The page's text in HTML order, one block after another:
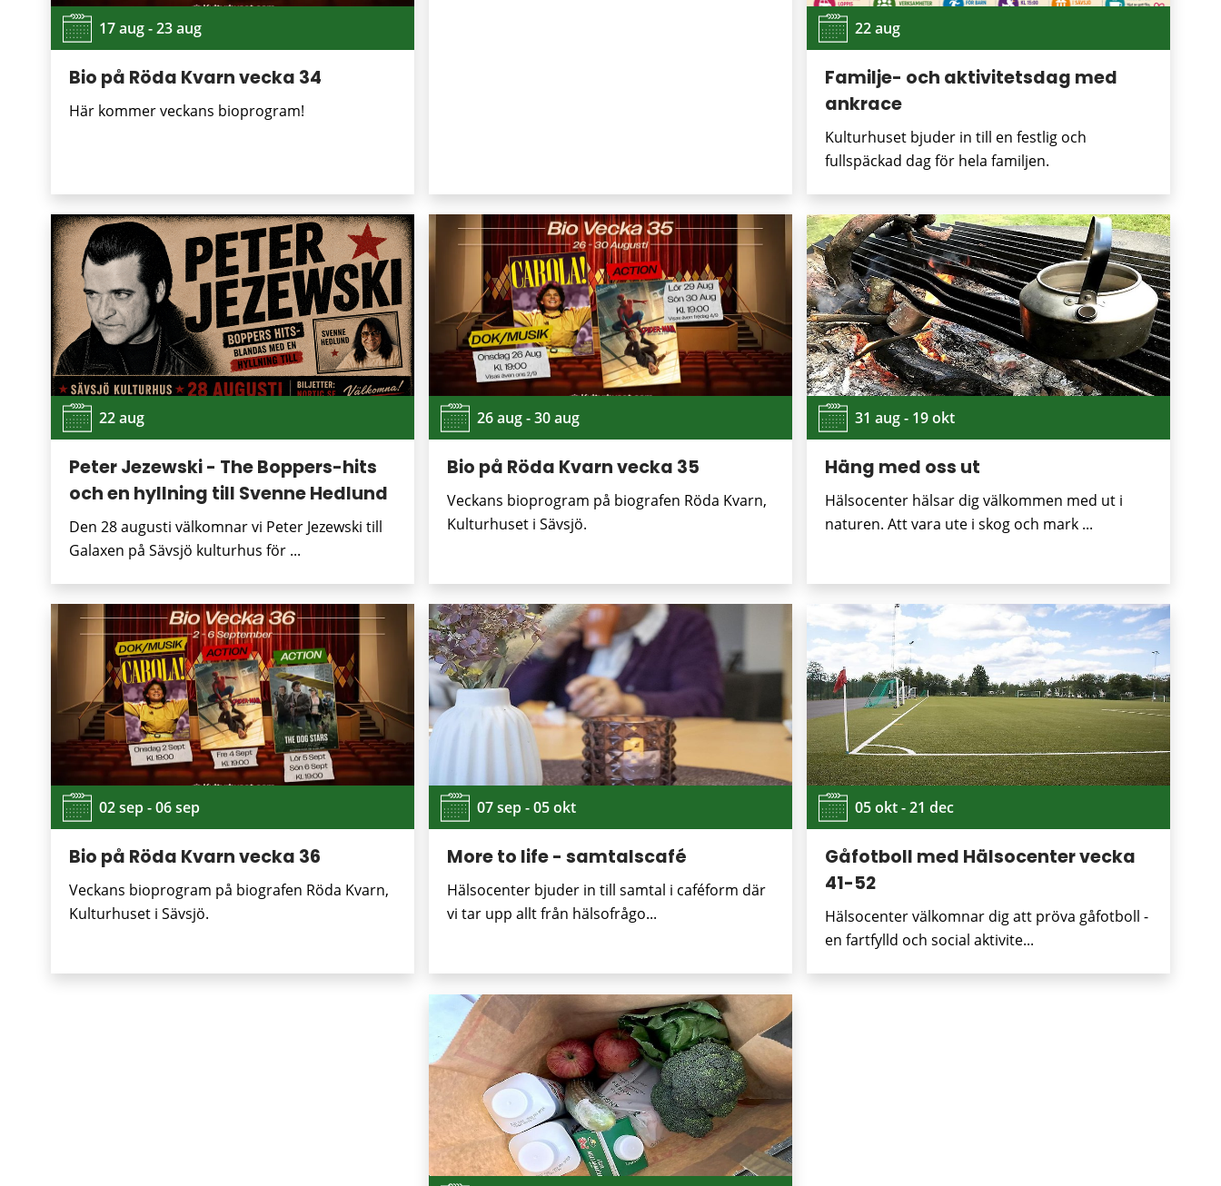
17 aug - 23 aug
Bio på Röda Kvarn vecka 34
Här kommer veckans bioprogram!
22 aug
Familje- och aktivitetsdag med
ankrace
Kulturhuset bjuder in till en festlig och
fullspäckad dag för hela familjen.
22 aug
Peter Jezewski - The Boppers-hits
och en hyllning till Svenne Hedlund
Den 28 augusti välkomnar vi Peter Jezewski till
Galaxen på Sävsjö kulturhus för ...
26 aug - 30 aug
Bio på Röda Kvarn vecka 35
Veckans bioprogram på biografen Röda Kvarn,
Kulturhuset i Sävsjö.
31 aug - 19 okt
Häng med oss ut
Hälsocenter hälsar dig välkommen med ut i
naturen. Att vara ute i skog och mark ...
02 sep - 06 sep
Bio på Röda Kvarn vecka 36
Veckans bioprogram på biografen Röda Kvarn,
Kulturhuset i Sävsjö.
07 sep - 05 okt
More to life - samtalscafé
Hälsocenter bjuder in till samtal i caféform där
vi tar upp allt från hälsofrågo...
05 okt - 21 dec
Gåfotboll med Hälsocenter vecka
41-52
Hälsocenter välkomnar dig att pröva gåfotboll -
en fartfylld och social aktivite...